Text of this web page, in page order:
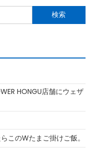
HONGU店舗にウェザ
のWたまご掛けご飯。